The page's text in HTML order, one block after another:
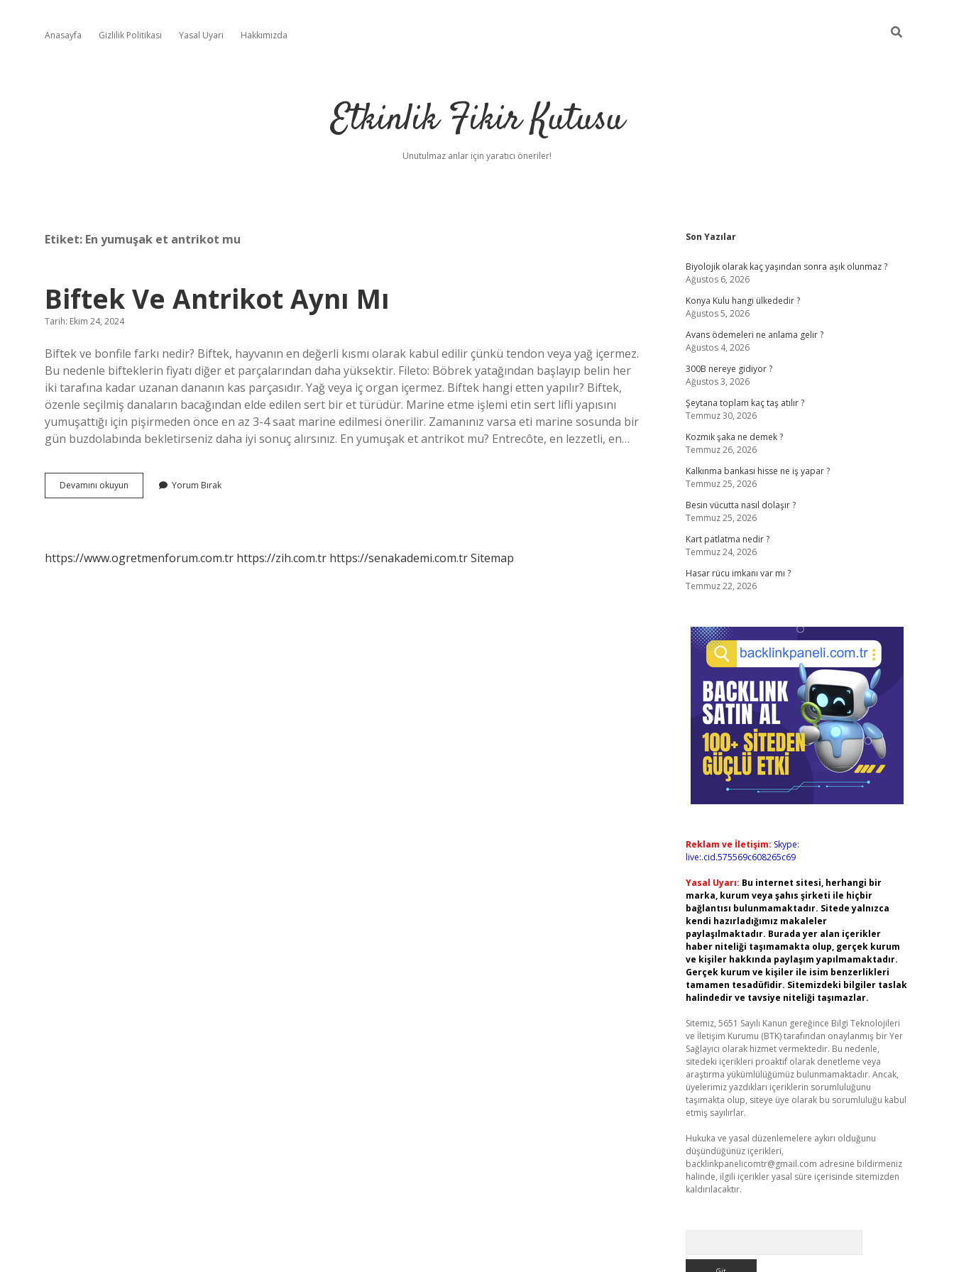
Anasayfa Gizlilik Politikası Yasal Uyarı Hakkımızda
Etkinlik Fikir Kutusu
Unutulmaz anlar için yaratıcı öneriler!
Etiket: En yumuşak et antrikot mu
Biftek Ve Antrikot Aynı Mı
Tarih: Ekim 24, 2024
Biftek ve bonfile farkı nedir? Biftek, hayvanın en değerli kısmı olarak kabul edilir çünkü tendon veya yağ içermez.
Bu nedenle bifteklerin fiyatı diğer et parçalarından daha yüksektir. Fileto: Böbrek yatağından başlayıp belin her
iki tarafına kadar uzanan dananın kas parçasıdır. Yağ veya iç organ içermez. Biftek hangi etten yapılır? Biftek,
özenle seçilmiş danaların bacağından elde edilen sert bir et türüdür. Marine etme işlemi etin sert lifli yapısını
yumuşattığı için pişirmeden önce en az 3-4 saat marine edilmesi önerilir. Zamanınız varsa eti marine sosunda bir
gün buzdolabında bekletirseniz daha iyi sonuç alırsınız. En yumuşak et antrikot mu? Entrecôte, en lezzetli, en…
Devamını okuyun
Ve
Yorum Bırak
https://www.ogretmenforum.com.tr https://zih.com.tr https://senakademi.com.trSitemap
Sidebar
Son Yazılar
Biyolojik olarak kaç yaşından sonra aşık olunmaz ?
Ağustos 6, 2026
Konya Kulu hangi ülkededir ?
Ağustos 5, 2026
Avans ödemeleri ne anlama gelir ?
Ağustos 4, 2026
300B nereye gidiyor ?
Ağustos 3, 2026
Şeytana toplam kaç taş atılır ?
Temmuz 30, 2026
Kozmik şaka ne demek ?
Temmuz 26, 2026
Kalkınma bankası hisse ne iş yapar ?
Temmuz 25, 2026
Besin vücutta nasıl dolaşır ?
Temmuz 25, 2026
Kart patlatma nedir ?
Temmuz 24, 2026
Hasar rücu imkanı var mı ?
Temmuz 22, 2026
Reklam ve İletişim: Skype:
live:.cid.575569c608265c69
Yasal Uyarı: Bu internet sitesi, herhangi bir
marka, kurum veya şahıs şirketi ile hiçbir
bağlantısı bulunmamaktadır. Sitede yalnızca
kendi hazırladığımız makaleler
paylaşılmaktadır. Burada yer alan içerikler
haber niteliği taşımamakta olup, gerçek kurum
ve kişiler hakkında paylaşım yapılmamaktadır.
Gerçek kurum ve kişiler ile isim benzerlikleri
tamamen tesadüfidir. Sitemizdeki bilgiler taslak
halindedir ve tavsiye niteliği taşımazlar.
Sitemiz, 5651 Sayılı Kanun gereğince Bilgi Teknolojileri
ve İletişim Kurumu (BTK) tarafından onaylanmış bir Yer
Sağlayıcı olarak hizmet vermektedir. Bu nedenle,
sitedeki içerikleri proaktif olarak denetleme veya
araştırma yükümlülüğümüz bulunmamaktadır. Ancak,
üyelerimiz yazdıkları içeriklerin sorumluluğunu
taşımakta olup, siteye üye olarak bu sorumluluğu kabul
etmiş sayılırlar.
Hukuka ve yasal düzenlemelere aykırı olduğunu
düşündüğünüz içerikleri,
backlinkpanelicomtr@gmail.com adresine bildirmeniz
halinde, ilgili içerikler yasal süre içerisinde sitemizden
kaldırılacaktır.